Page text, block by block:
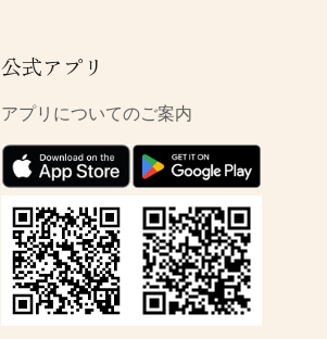
公式アプリ
アプリについてのご案内